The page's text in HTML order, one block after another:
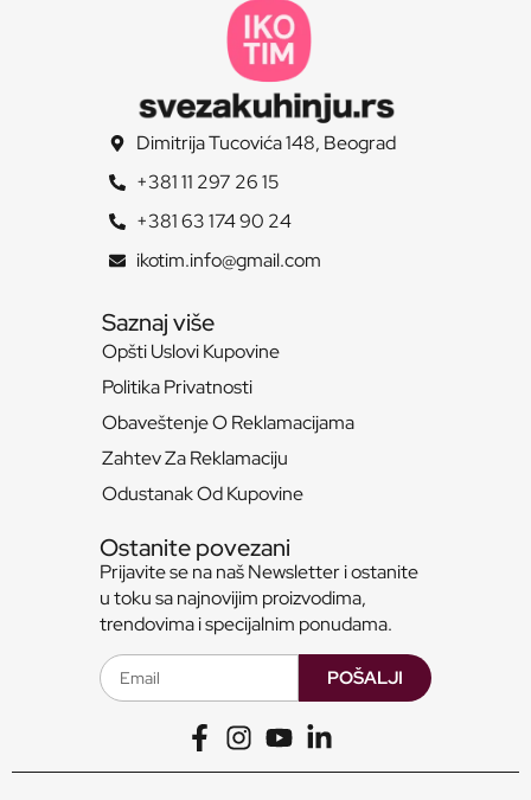
Dimitrija Tucovića 148, Beograd
+381 11 297 26 15
+381 63 174 90 24
ikotim.info@gmail.com
Saznaj više
Opšti Uslovi Kupovine
Politika Privatnosti
Obaveštenje O Reklamacijama
Zahtev Za Reklamaciju
Odustanak Od Kupovine
Ostanite povezani
Prijavite se na naš Newsletter i ostanite
u toku sa najnovijim proizvodima,
trendovima i specijalnim ponudama.
POŠALJI